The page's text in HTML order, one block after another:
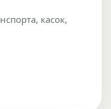
касок,